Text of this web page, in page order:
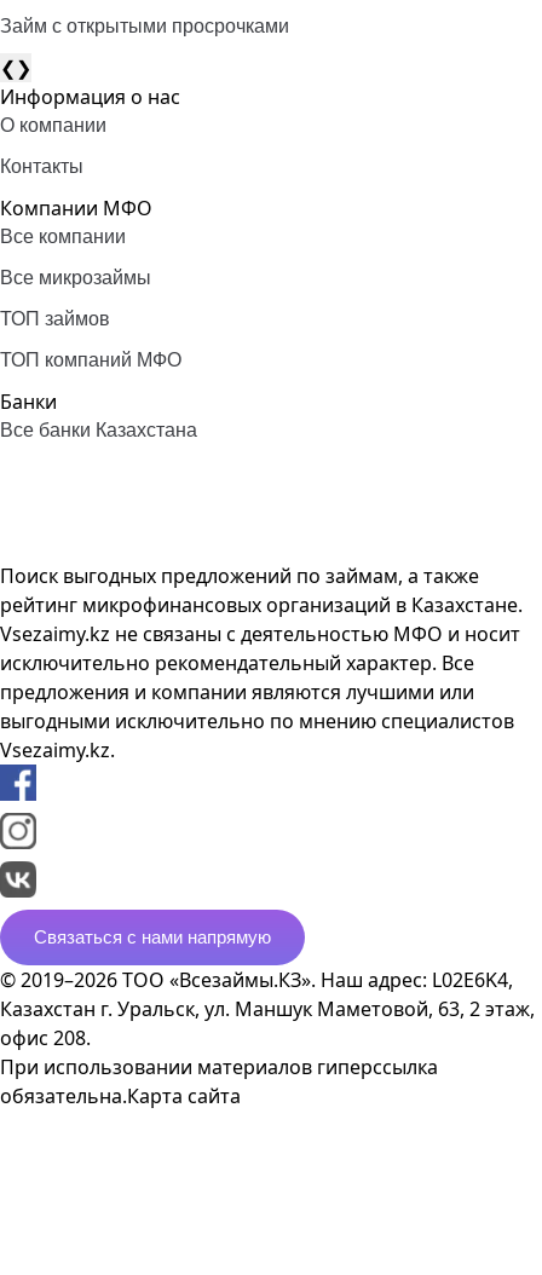
Займ с открытыми просрочками
❮❯
Информация о нас
О компании
Контакты
Компании МФО
Все компании
Все микрозаймы
ТОП займов
ТОП компаний МФО
Банки
Все банки Казахстана
Поиск выгодных предложений по займам, а также
рейтинг микрофинансовых организаций в Казахстане.
Vsezaimy.kz не связаны с деятельностью МФО и носит
исключительно рекомендательный характер. Все
предложения и компании являются лучшими или
выгодными исключительно по мнению специалистов
Vsezaimy.kz.
Связаться с нами напрямую
© 2019–2026 ТОО «Всезаймы.КЗ». Наш адрес: L02E6K4,
Казахстан г. Уральск, ул. Маншук Маметовой, 63, 2 этаж,
офис 208.
При использовании материалов гиперссылка
обязательна.Карта сайта